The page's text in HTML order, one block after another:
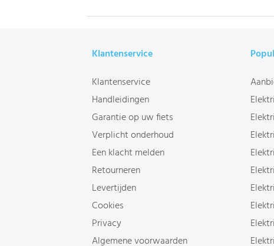
Klantenservice
Klantenservice
Handleidingen
Garantie op uw fiets
Verplicht onderhoud
Een klacht melden
Retourneren
Levertijden
Cookies
Privacy
Algemene voorwaarden